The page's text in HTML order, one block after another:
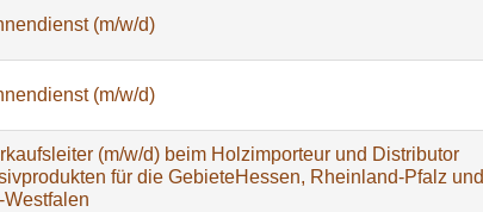
(m/w/d)
(m/w/d)
(m/w/d) beim Holzimporteur und Distributor
für die GebieteHessen, Rheinland-Pfalz und
Westfalen